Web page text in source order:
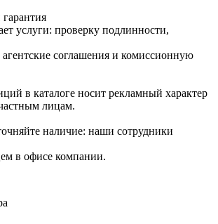
услуги: проверку подлинности,
соглашения и комиссионную
в каталоге носит рекламный характер
лицам.
наличие: наши сотрудники
в офисе компании.